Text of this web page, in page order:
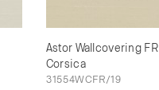
Astor Wallcovering FR
Corsica
31554WCFR/19